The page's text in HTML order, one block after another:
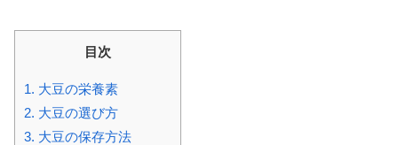
目次
1. 大豆の栄養素
2. 大豆の選び方
3. 大豆の保存方法